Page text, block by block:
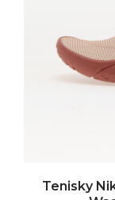
Tenisky